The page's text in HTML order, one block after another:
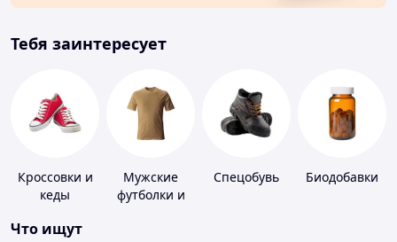
Тебя заинтересует
Кроссовки и
кеды
Мужские
футболки и
Спецобувь Биодобавки
Что ищут